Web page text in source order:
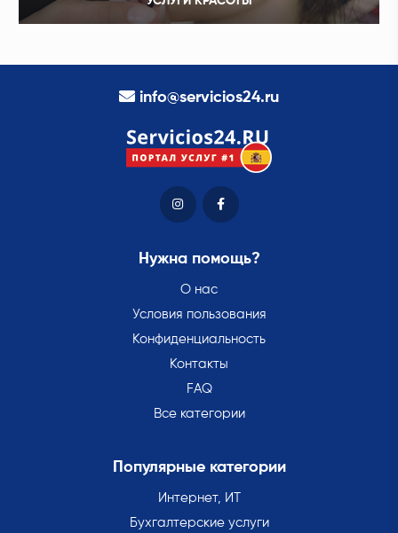
info@servicios24.ru
Нужна помощь?
О нас
Условия пользования
Конфиденциальность
Контакты
FAQ
Все категории
Популярные категории
Интернет, ИТ
Бухгалтерские услуги